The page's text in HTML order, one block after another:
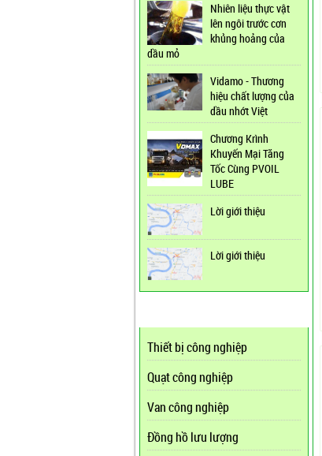
Nhiên liệu thực vật
lên ngôi trước cơn
khủng hoảng của
dầu mỏ
Vidamo - Thương
hiệu chất lượng của
dầu nhớt Việt
Chương Krình
Khuyến Mại Tăng
Tốc Cùng PVOIL
LUBE
Lời giới thiệu
Lời giới thiệu
Thiết bị công nghiệp
Quạt công nghiệp
Van công nghiệp
Đồng hồ lưu lượng